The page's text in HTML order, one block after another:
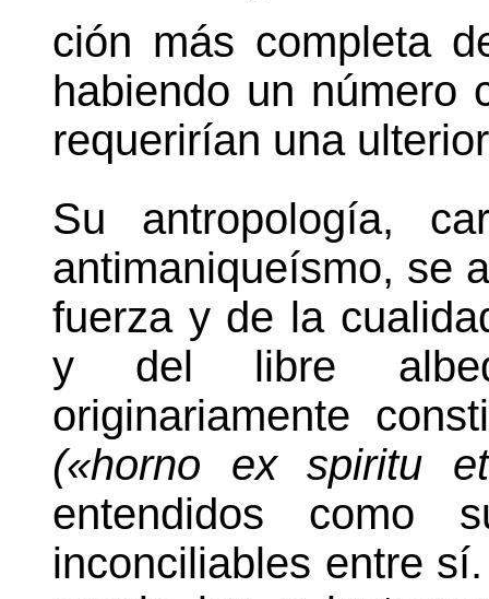
ción más completa
habiendo un número
requerirían una
Su antropología,
antimaniqueísmo, se
fuerza y de la
y del libre
originariamente
(«horno ex spiritu
entendidos como
inconciliables entre